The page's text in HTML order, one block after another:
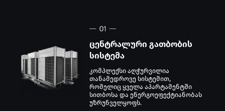
კომპლექსი აღჭურვილია
თანამედროვე სისტემით,
რომელიც ყველა აპარტამენტში
სითბოსა და ენერგოეფექტიანობას
უზრუნველყოფს.
ცენტრალური გათბობის
სისტემა